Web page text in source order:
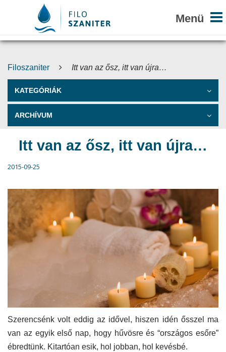
Filoszaniter Itt van az ősz, itt van újra…
KATEGÓRIÁK
ARCHÍVUM
Itt van az ősz, itt van újra…
2015-09-25
Szerencsénk volt eddig az idővel, hiszen idén ősszel ma
van az egyik első nap, hogy hűvösre és “országos esőre”
ébredtünk. Kitartóan esik, hol jobban, hol kevésbé.